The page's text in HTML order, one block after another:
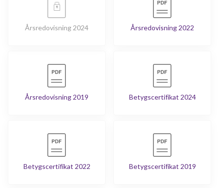
Årsredovisning 2024 Årsredovisning 2022
Årsredovisning 2019 Betygscertifikat 2024
Betygscertifikat 2022 Betygscertifikat 2019